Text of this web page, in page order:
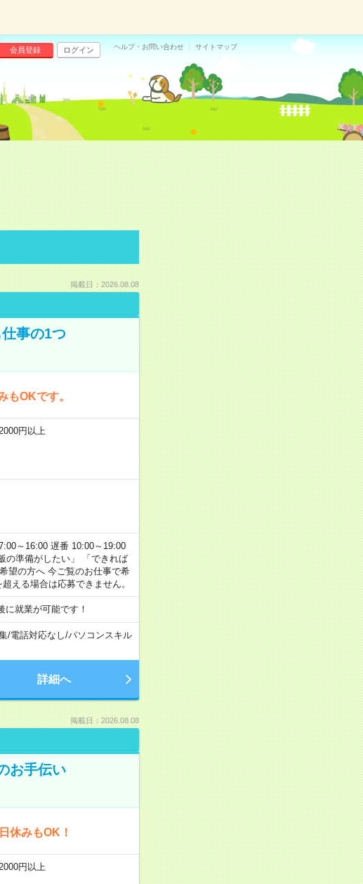
会員登録 ログイン ヘルプ・お問い合わせ サイトマップ
掲載日：2026.08.08
事の1つ
OKです。
円以上
～16:00 遅番 10:00～19:00
の準備がしたい」 「できれば
望の方へ 今ご覧のお仕事で希
える場合は応募できません。
就業が可能です！
/電話対応なし/パソコンスキル
詳細へ
掲載日：2026.08.08
お手伝い
休みもOK！
円以上